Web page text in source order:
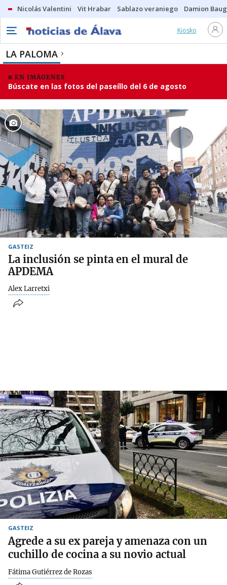
Nicolás Valentini Vit Hrabar Sablazo veraniego Damion
Kiosko
LA PALOMA
EN IMÁGENES
Búscate en las fotos del paseíllo del 6 de agosto
GASTEIZ
La inclusión se pinta en el mural de
APDEMA
Alex Larretxi
GASTEIZ
Agrede a su ex pareja y amenaza con un
cuchillo de cocina a su novio actual
Fátima Gutiérrez de Rozas